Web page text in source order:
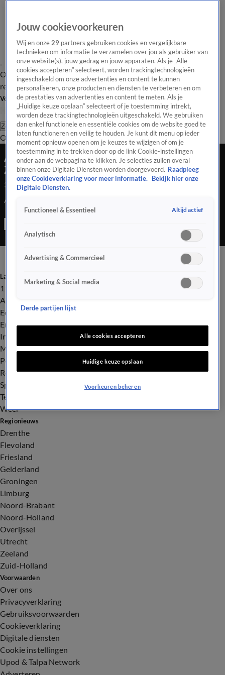
Overzicht Laatste nieuws Regionieuws Het beste van Hart
Tip de
redactie
Volg Hart van Nederland
Zoeken
OverzichtRegioUitzendingenWeerTip de redactiePanelVideo's
Automobilist rijdt door na dodelijke aanrijding in
Zaltbommel
30 mei 2021, 18:07
Automobilist rijdt door na dodelijke aanrijding in Zaltbommel
Laatste nieuws
112
Advies & Tips
Economie
Entertainment
Infrastructuur
Milieu en Gezondheid
Politiek
Royalty
Sport
Tech
Weer
Regionieuws
Drenthe
Flevoland
Friesland
Gelderland
Groningen
Limburg
Noord-Brabant
Noord-Holland
Overijssel
Utrecht
Zeeland
Zuid-Holland
Voorwaarden
Over ons
Privacyverklaring
Gebruiksvoorwaarden
Cookieverklaring
Digitale diensten
Cookie instellingen
Upod & Talpa Network
Jouw cookievoorkeuren
Wij en onze29 partners gebruiken cookies en vergelijkbare
technieken om informatie te verzamelen over jou als gebruiker van
onze website(s), jouw gedrag en jouw apparaten. Als je „Alle
cookies accepteren” selecteert, worden trackingtechnologieën
ingeschakeld om onze advertenties en content te kunnen
personaliseren, onze producten en diensten te verbeteren en om
de prestaties van advertenties en content te meten. Als je
„Huidige keuze opslaan” selecteert of je toestemming intrekt,
worden deze trackingtechnologieën uitgeschakeld. We gebruiken
dan enkel functionele en essentiële cookies om de website goed te
laten functioneren en veilig te houden. Je kunt dit menu op ieder
moment opnieuw openen om je keuzes te wijzigen of om je
toestemming in te trekken door op de link Cookie-instellingen
onder aan de webpagina te klikken. Je selecties zullen overal
binnen onze Digitale Diensten worden doorgevoerd. Raadpleeg
onze Cookieverklaring voor meer informatie.
Bekijk hier onze
Digitale Diensten.
Functioneel & Essentieel Altijd actief
Analytisch
Advertising & Commercieel
Marketing & Social media
Derde partijen lijst
Alle cookies accepteren
Huidige keuze opslaan
Voorkeuren beheren